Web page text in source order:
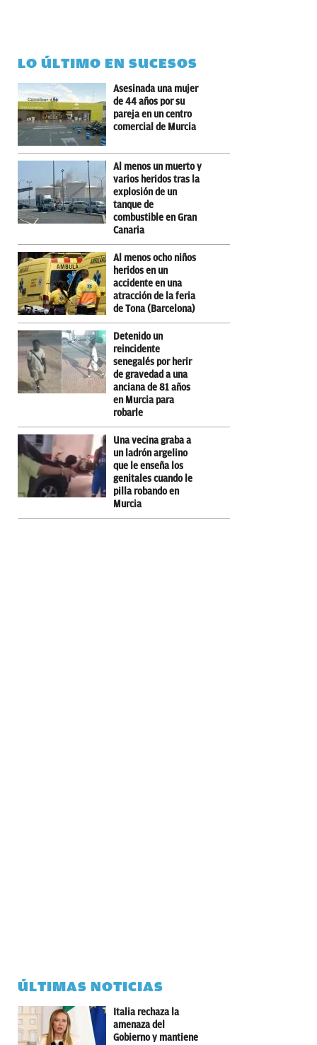
LO ÚLTIMO EN SUCESOS
Asesinada una mujer
de 44 años por su
pareja en un centro
comercial de Murcia
Al menos un muerto y
varios heridos tras la
explosión de un
tanque de
combustible en Gran
Canaria
Al menos ocho niños
heridos en un
accidente en una
atracción de la feria
de Tona (Barcelona)
Detenido un
reincidente
senegalés por herir
de gravedad a una
anciana de 81 años
en Murcia para
robarle
Una vecina graba a
un ladrón argelino
que le enseña los
genitales cuando le
pilla robando en
Murcia
ÚLTIMAS NOTICIAS
Italia rechaza la
amenaza del
Gobierno y mantiene